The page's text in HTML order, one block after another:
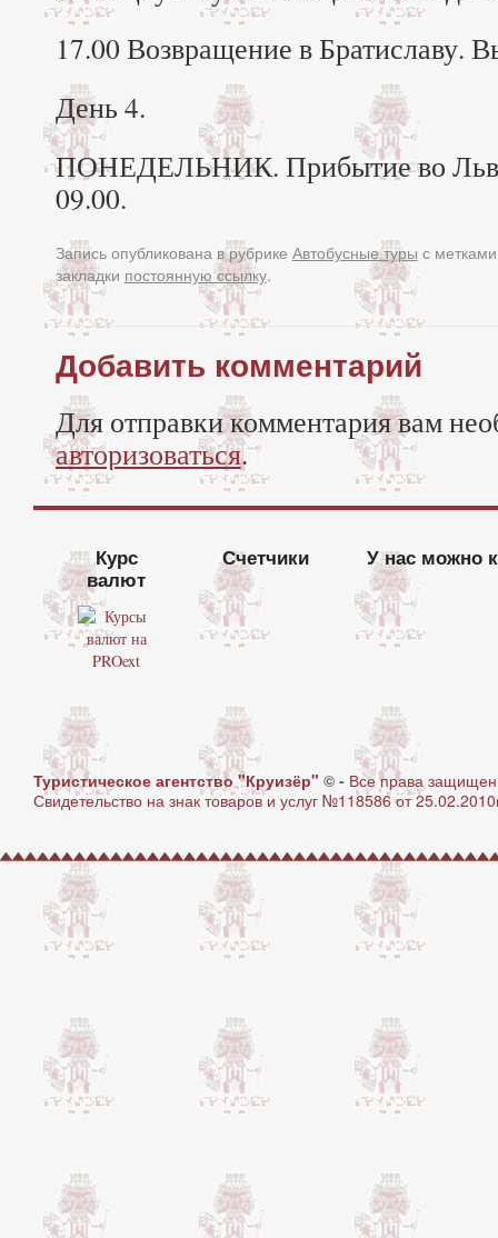
17.00 Возвращение в Братиславу.
День 4.
ПОНЕДЕЛЬНИК. Прибытие во
09.00.
Запись опубликована в рубрике Автобусные туры с
закладки постоянную ссылку.
Добавить комментарий
Для отправки комментария вам
авторизоваться.
Курс
валют
Счетчики У нас можно
Туристическое агентство "Круизёр" © - Все права
Свидетельство на знак товаров и услуг №118586 от